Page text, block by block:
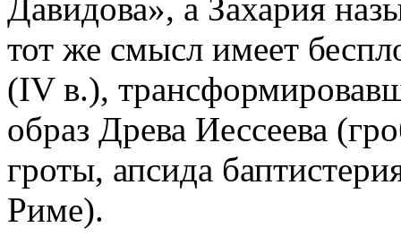
Давидова», а Захария
тот же смысл имеет
(IV в.),
образ Древа Иессеева
гроты, апсида
Риме).